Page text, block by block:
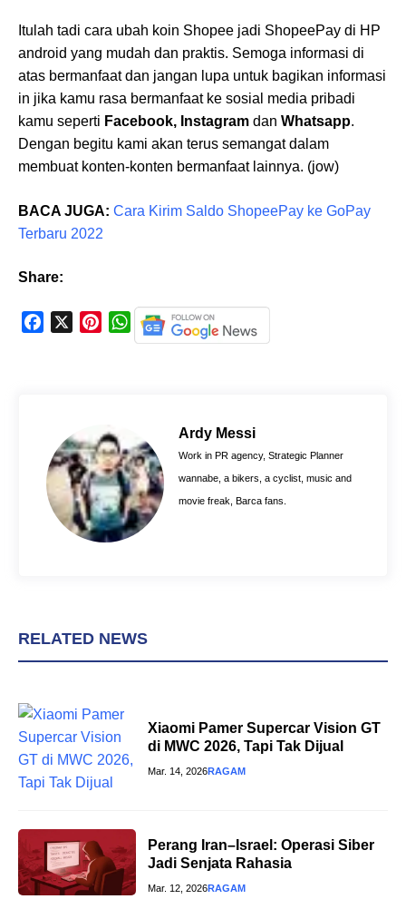
Itulah tadi cara ubah koin Shopee jadi ShopeePay di HP
android yang mudah dan praktis. Semoga informasi di
atas bermanfaat dan jangan lupa untuk bagikan informasi
in jika kamu rasa bermanfaat ke sosial media pribadi
kamu seperti Facebook, Instagram dan Whatsapp.
Dengan begitu kami akan terus semangat dalam
membuat konten-konten bermanfaat lainnya. (jow)
BACA JUGA: Cara Kirim Saldo ShopeePay ke GoPay
Terbaru 2022
Share:
k
r
e
s
W
h
p
p
Ardy Messi
Work in PR agency, Strategic Planner
wannabe, a bikers, a cyclist, music and
movie freak, Barca fans.
RELATED NEWS
Xiaomi Pamer Supercar Vision GT
di MWC 2026, Tapi Tak Dijual
Mar. 14, 2026RAGAM
Perang Iran–Israel: Operasi Siber
Jadi Senjata Rahasia
Mar. 12, 2026RAGAM